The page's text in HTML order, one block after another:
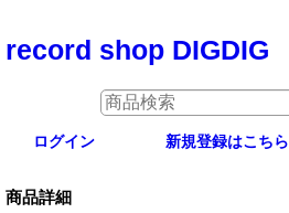
record shop DIGDIG
ログイン 新規登録はこちら
商品詳細